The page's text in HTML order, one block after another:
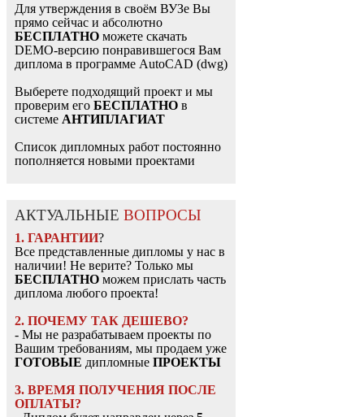
Для утверждения в своём ВУЗе Вы
прямо сейчас и абсолютно
БЕСПЛАТНО можете скачать
DEMO-версию понравившегося Вам
диплома в программе AutoCAD (dwg)
Выберете подходящий проект и мы
проверим его БЕСПЛАТНО в
системе АНТИПЛАГИАТ
Список дипломных работ постоянно
пополняется новыми проектами
АКТУАЛЬНЫЕ ВОПРОСЫ
1. ГАРАНТИИ?
Все представленные дипломы у нас в
наличии! Не верите? Только мы
БЕСПЛАТНО можем прислать часть
диплома любого проекта!
2. ПОЧЕМУ ТАК ДЕШЕВО?
- Мы не разрабатываем проекты по
Вашим требованиям, мы продаем уже
ГОТОВЫЕ дипломные ПРОЕКТЫ
3. ВРЕМЯ ПОЛУЧЕНИЯ ПОСЛЕ
ОПЛАТЫ?